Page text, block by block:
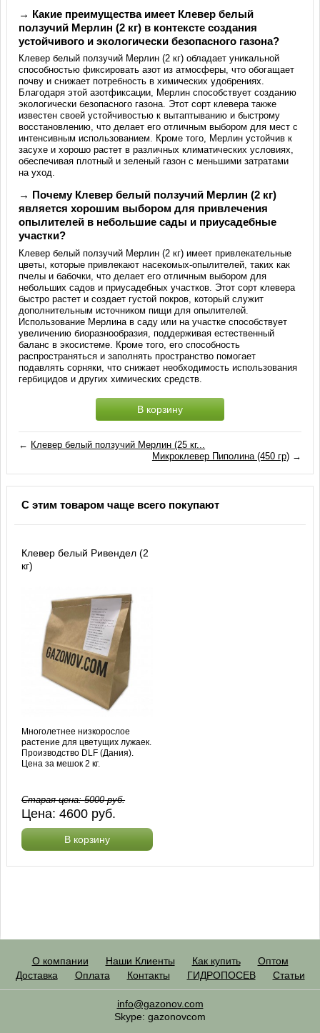
→ Какие преимущества имеет Клевер белый
ползучий Мерлин (2 кг) в контексте создания
устойчивого и экологически безопасного газона?
Клевер белый ползучий Мерлин (2 кг) обладает уникальной
способностью фиксировать азот из атмосферы, что обогащает
почву и снижает потребность в химических удобрениях.
Благодаря этой азотфиксации, Мерлин способствует созданию
экологически безопасного газона. Этот сорт клевера также
известен своей устойчивостью к вытаптыванию и быстрому
восстановлению, что делает его отличным выбором для мест с
интенсивным использованием. Кроме того, Мерлин устойчив к
засухе и хорошо растет в различных климатических условиях,
обеспечивая плотный и зеленый газон с меньшими затратами
на уход.
→ Почему Клевер белый ползучий Мерлин (2 кг)
является хорошим выбором для привлечения
опылителей в небольшие сады и приусадебные
участки?
Клевер белый ползучий Мерлин (2 кг) имеет привлекательные
цветы, которые привлекают насекомых-опылителей, таких как
пчелы и бабочки, что делает его отличным выбором для
небольших садов и приусадебных участков. Этот сорт клевера
быстро растет и создает густой покров, который служит
дополнительным источником пищи для опылителей.
Использование Мерлина в саду или на участке способствует
увеличению биоразнообразия, поддерживая естественный
баланс в экосистеме. Кроме того, его способность
распространяться и заполнять пространство помогает
подавлять сорняки, что снижает необходимость использования
гербицидов и других химических средств.
В корзину
← Клевер белый ползучий Мерлин (25 кг...
Микроклевер Пиполина (450 гр)→
С этим товаром чаще всего покупают
Клевер белый Ривендел (2
кг)
Многолетнее низкорослое
растение для цветущих лужаек.
Производство DLF (Дания).
Цена за мешок 2 кг.
Старая цена:5000руб.
Цена:4600 руб.
В корзину
О компании Наши Клиенты Как купить
Оптом
Доставка
Оплата Контакты ГИДРОПОСЕВ Статьи
info@gazonov.com
Skype: gazonovcom